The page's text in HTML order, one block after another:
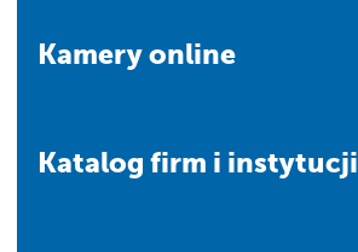
Kamery online
Katalog firm i instytucji